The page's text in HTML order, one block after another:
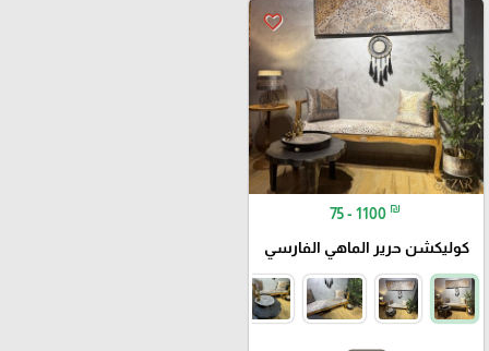
favorite_border
75 - 1100 ₪
كوليكشن حرير الماهي الفارسي